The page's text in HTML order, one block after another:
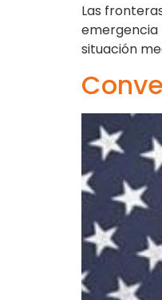
Las
emergencia
situación